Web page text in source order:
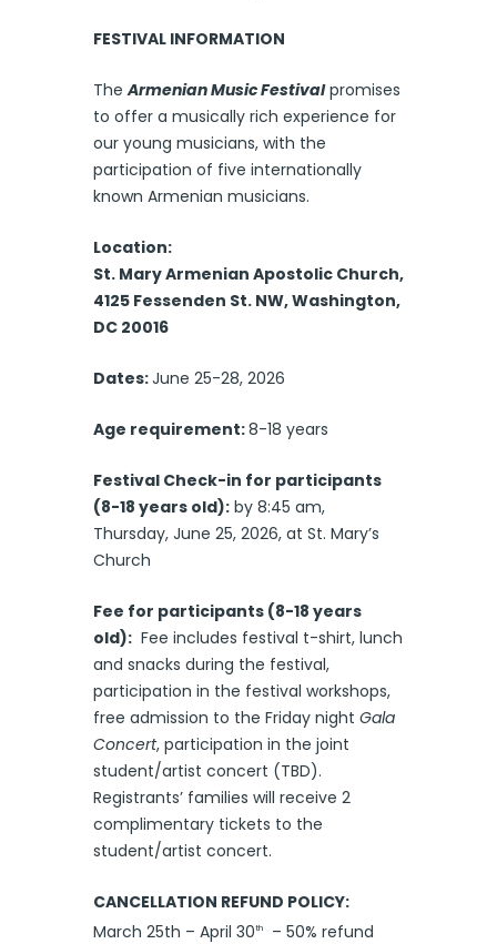
FESTIVAL INFORMATION
TheArmenian Music Festivalpromises
to offer a musically rich experience for
our young musicians, with the
participation of five internationally
known Armenian musicians.
Location:
St. Mary Armenian Apostolic Church,
4125 Fessenden St. NW, Washington,
DC 20016
Dates:June 25-28, 2026
Age requirement:8-18 years
Festival Check-in for participants
(8-18 years old): by 8:45 am,
Thursday, June 25, 2026, at St. Mary’s
Church
Fee for participants (8-18 years
old): Fee includes festival t-shirt, lunch
and snacks during the festival,
participation in the festival workshops,
free admission to the Friday night Gala
Concert, participation in the joint
student/artist concert (TBD).
Registrants’ families will receive 2
complimentary tickets to the
student/artist concert.
CANCELLATION REFUND POLICY:
March 25th – April 30th
– 50% refund